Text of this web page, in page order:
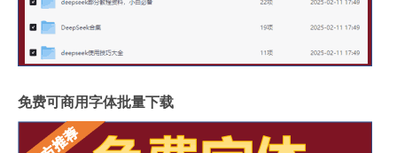
免费可商用字体批量下载